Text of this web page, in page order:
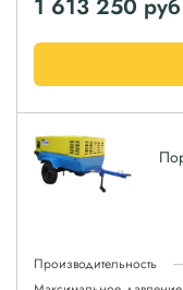
1 613 250 руб
Производительность